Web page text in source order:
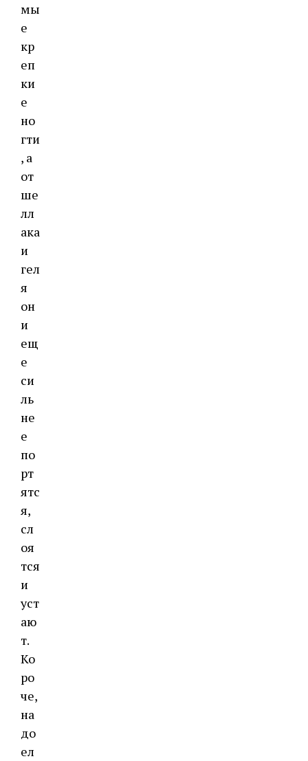
мы
е
кр
еп
ки
е
но
гти
, а
от
ше
лл
ака
и
гел
я
он
и
ещ
е
си
ль
не
е
по
рт
ятс
я,
сл
оя
тся
и
уст
аю
т.
Ко
ро
че,
на
до
ел